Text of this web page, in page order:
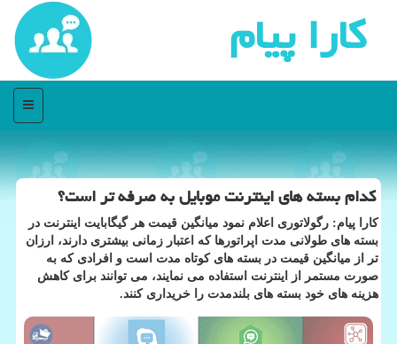
كارا پیام
منو
كدام بسته های اینترنت موبایل به صرفه تر است؟
کارا پیام: رگولاتوری اعلام نمود میانگین قیمت هر گیگابایت اینترنت در
بسته های طولانی مدت اپراتورها که اعتبار زمانی بیشتری دارند، ارزان
تر از میانگین قیمت در بسته های کوتاه مدت است و افرادی که به
صورت مستمر از اینترنت استفاده می نمایند، می توانند برای کاهش
هزینه های خود بسته های بلندمدت را خریداری کنند.